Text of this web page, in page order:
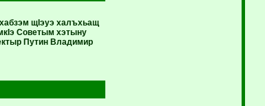
щIэуэ халъхьащ
Советым хэтыну
Путин Владимир